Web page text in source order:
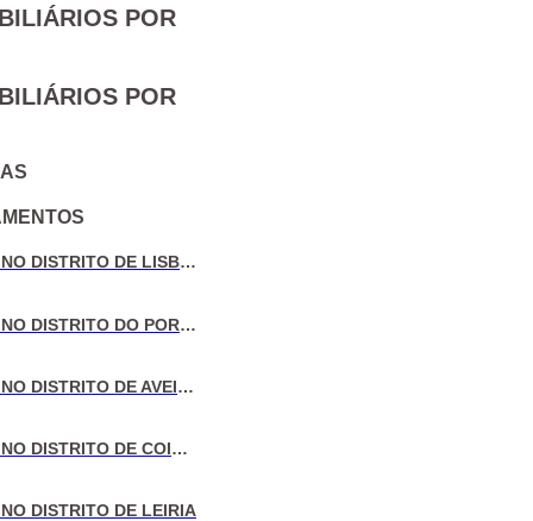
POR
POR
VENDA DE MORADIAS NO DISTRITO DE LISBOA
VENDA DE MORADIAS NO DISTRITO DO PORTO
VENDA DE MORADIAS NO DISTRITO DE AVEIRO
VENDA DE MORADIAS NO DISTRITO DE COIMBRA
DISTRITO DE LEIRIA